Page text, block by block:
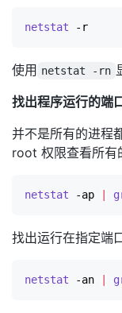
netstat
使用 netstat -rn
找出程序运行的端
并不是所有的进程
root 权限查看所有
netstat -ap
找出运行在指定端
netstat -an